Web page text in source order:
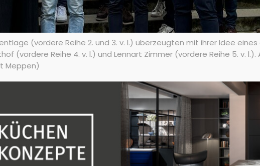
(vordere Reihe 2. und 3. v. l.) überzeugten mit ihrer Idee
(vordere Reihe 4. v. l.) und Lennart Zimmer (vordere Reihe 5. v.
Meppen)